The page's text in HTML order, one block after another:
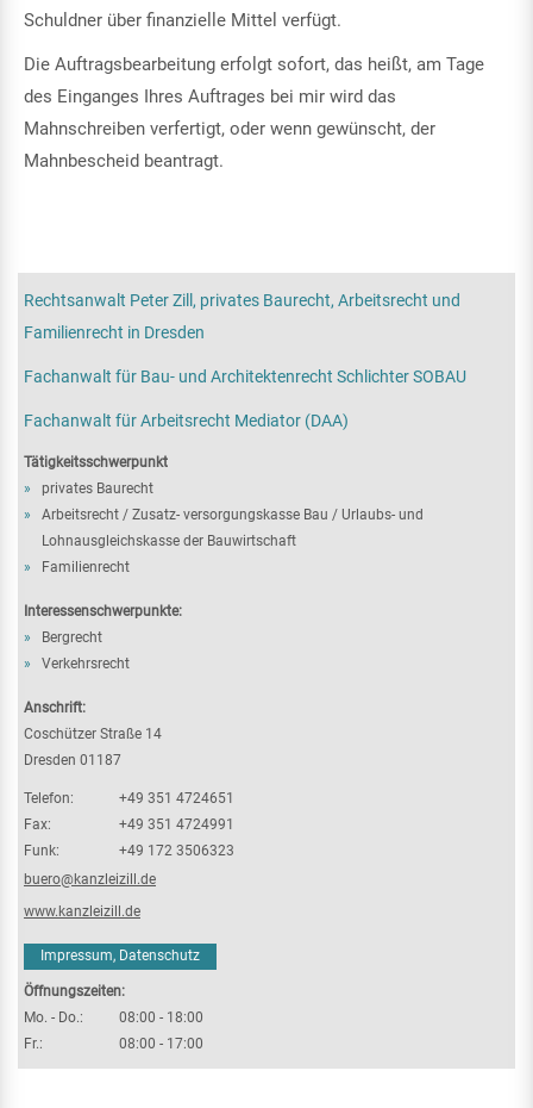
Schuldner über finanzielle Mittel verfügt.
Die Auftragsbearbeitung erfolgt sofort, das heißt, am Tage
des Einganges Ihres Auftrages bei mir wird das
Mahnschreiben verfertigt, oder wenn gewünscht, der
Mahnbescheid beantragt.
Rechtsanwalt Peter Zill, privates Baurecht, Arbeitsrecht und
Familienrecht in Dresden
Fachanwalt für Bau- und Architektenrecht Schlichter SOBAU
Fachanwalt für Arbeitsrecht Mediator (DAA)
Tätigkeitsschwerpunkt
privates Baurecht
Arbeitsrecht / Zusatz- versorgungskasse Bau / Urlaubs- und
Lohnausgleichskasse der Bauwirtschaft
Familienrecht
Interessenschwerpunkte:
Bergrecht
Verkehrsrecht
Anschrift:
Coschützer Straße 14
Dresden 01187
Telefon:
+49 351 4724651
Fax:
+49 351 4724991
Funk:
+49 172 3506323
buero@kanzleizill.de
www.kanzleizill.de
Impressum, Datenschutz
Öffnungszeiten:
Mo. - Do.:
08:00 - 18:00
Fr.:
08:00 - 17:00